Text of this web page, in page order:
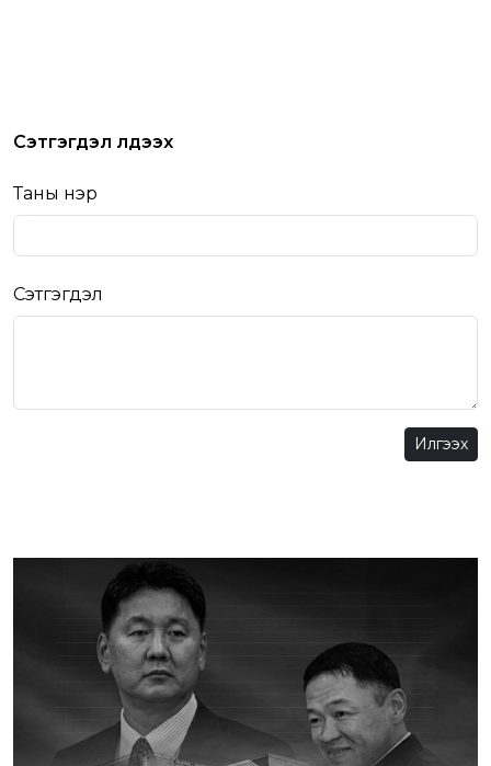
Сэтгэгдэл үлдээх
Таны нэр
Сэтгэгдэл
Илгээх